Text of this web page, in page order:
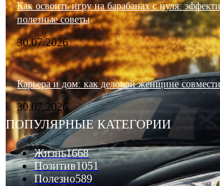
Как освоить игру на барабанах с нуля:
полезные советы
30.07.2026
Карьера и дом: как деловой женщине
30.07.2026
ПОПУЛЯРНЫЕ КАТЕГОРИИ
Жизнь1668
Позитив1051
Полезно589